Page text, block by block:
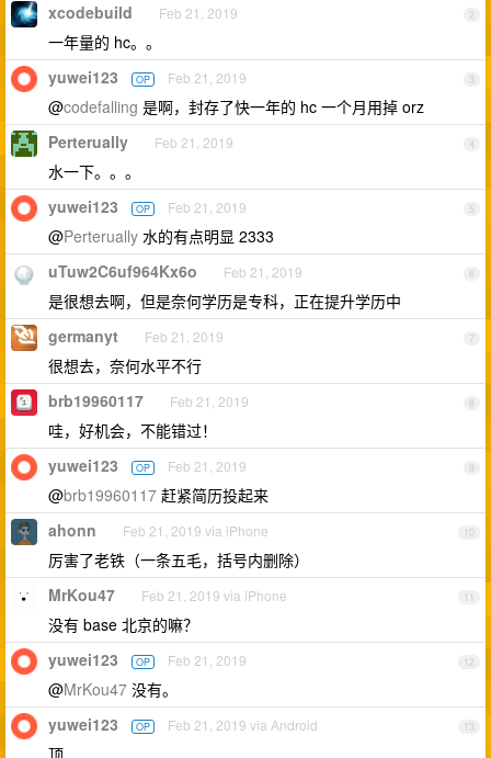
2
xcodebuild Feb 21, 2019
一年量的 hc。。
3
yuwei123 OP Feb 21, 2019
@codefalling 是啊，封存了快一年的 hc 一个月用掉 orz
4
Perterually Feb 21, 2019
水一下。。。
5
yuwei123 OP Feb 21, 2019
@Perterually 水的有点明显 2333
6
uTuw2C6uf964Kx6o Feb 21, 2019
是很想去啊，但是奈何学历是专科，正在提升学历中
7
germanyt Feb 21, 2019
很想去，奈何水平不行
8
brb19960117 Feb 21, 2019
哇，好机会，不能错过！
9
yuwei123 OP Feb 21, 2019
@brb19960117 赶紧简历投起来
10
ahonn Feb 21, 2019 via iPhone
厉害了老铁（一条五毛，括号内删除）
11
MrKou47 Feb 21, 2019 via iPhone
没有 base 北京的嘛？
12
yuwei123 OP Feb 21, 2019
@MrKou47 没有。
13
yuwei123 OP Feb 21, 2019 via Android